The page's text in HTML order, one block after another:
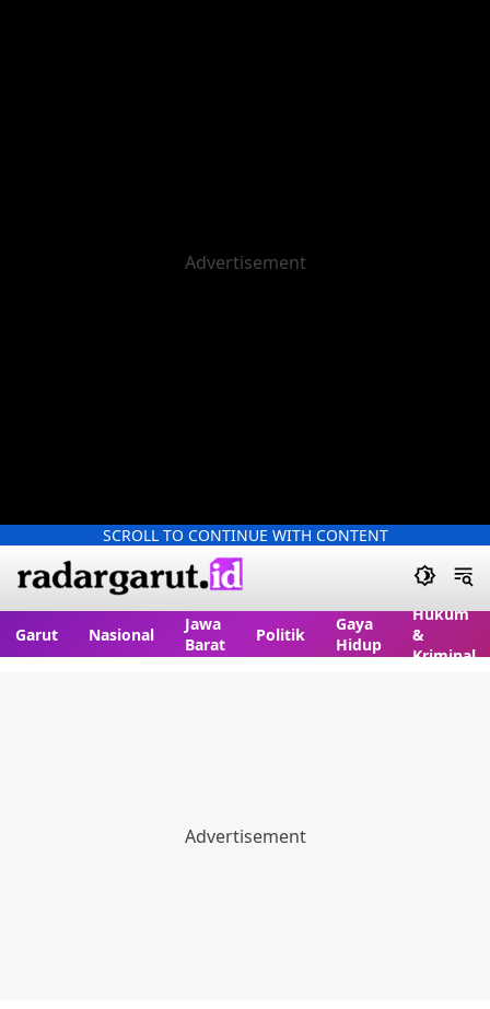
SCROLL TO CONTINUE WITH CONTENT
Garut Nasional
Jawa
Barat
Politik
Gaya
Hidup
Hukum
&
Kriminal